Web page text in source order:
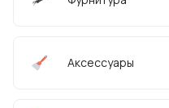
Аксессуары